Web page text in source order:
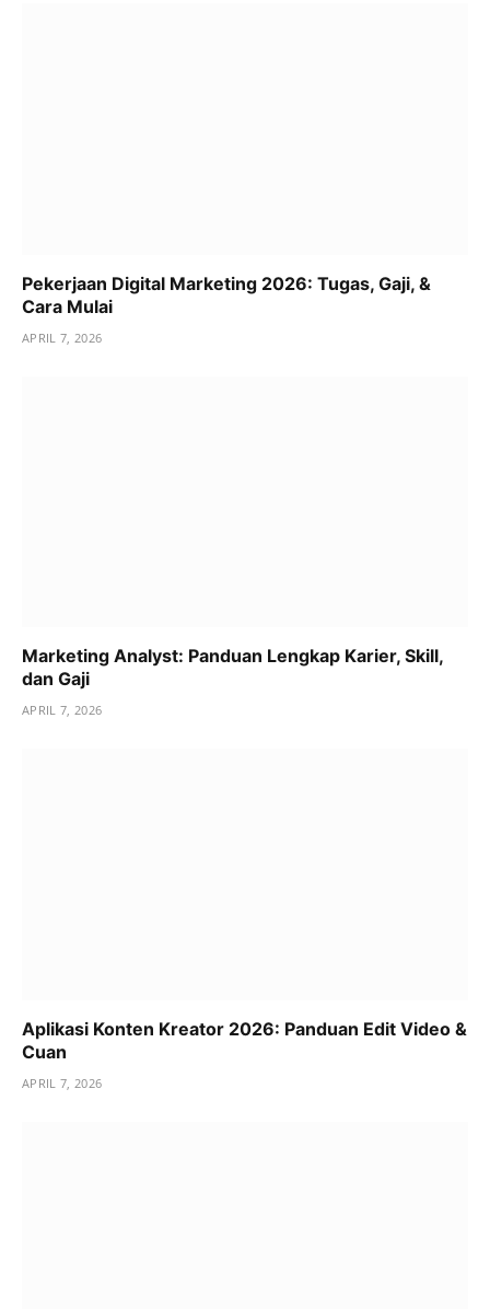
Pekerjaan Digital Marketing 2026: Tugas, Gaji, &
Cara Mulai
APRIL 7, 2026
Marketing Analyst: Panduan Lengkap Karier, Skill,
dan Gaji
APRIL 7, 2026
Aplikasi Konten Kreator 2026: Panduan Edit Video &
Cuan
APRIL 7, 2026